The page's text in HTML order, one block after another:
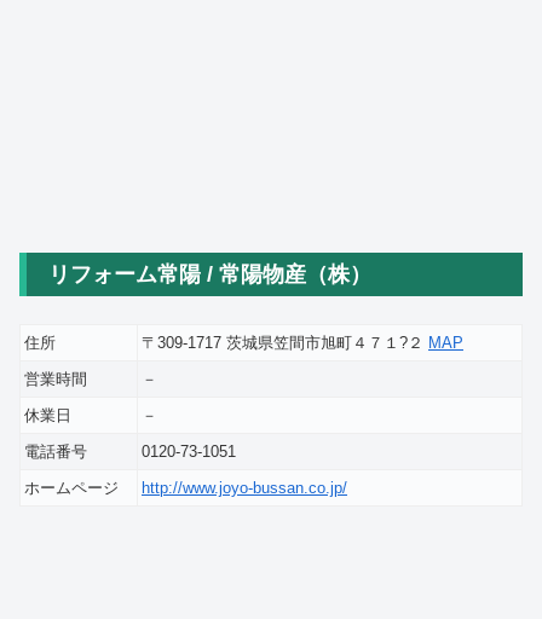
リフォーム常陽 / 常陽物産（株）
住所 〒309-1717 茨城県笠間市旭町４７１?２ MAP
営業時間
－
休業日
－
電話番号
0120-73-1051
ホームページ
http://www.joyo-bussan.co.jp/